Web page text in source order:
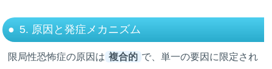
5. 原因と発症メカニズム
限局性恐怖症の原因は 複合的 で、単一の要因に限定され